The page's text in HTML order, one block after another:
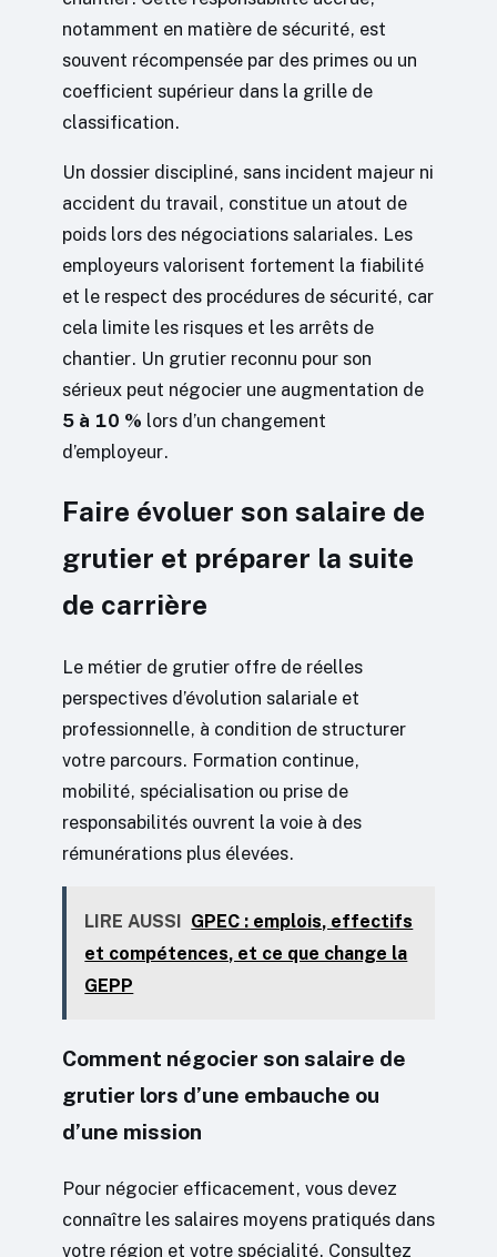
notamment en matière de sécurité, est
souvent récompensée par des primes ou un
coefficient supérieur dans la grille de
classification.
Un dossier discipliné, sans incident majeur ni
accident du travail, constitue un atout de
poids lors des négociations salariales. Les
employeurs valorisent fortement la fiabilité
et le respect des procédures de sécurité, car
cela limite les risques et les arrêts de
chantier. Un grutier reconnu pour son
sérieux peut négocier une augmentation de
5 à 10 % lors d’un changement
d’employeur.
Faire évoluer son salaire de
grutier et préparer la suite
de carrière
Le métier de grutier offre de réelles
perspectives d’évolution salariale et
professionnelle, à condition de structurer
votre parcours. Formation continue,
mobilité, spécialisation ou prise de
responsabilités ouvrent la voie à des
rémunérations plus élevées.
LIRE AUSSI GPEC : emplois, effectifs
et compétences, et ce que change la
GEPP
Comment négocier son salaire de
grutier lors d’une embauche ou
d’une mission
Pour négocier efficacement, vous devez
connaître les salaires moyens pratiqués dans
votre région et votre spécialité. Consultez